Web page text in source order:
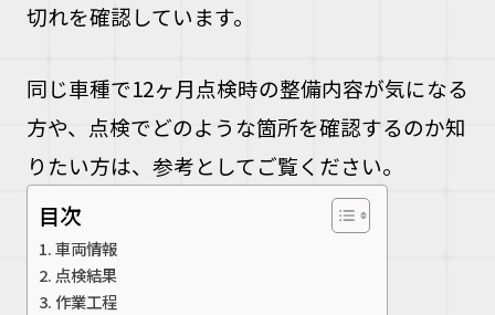
切れを確認しています。
同じ車種で12ヶ月点検時の整備内容が気になる
方や、点検でどのような箇所を確認するのか知
りたい方は、参考としてご覧ください。
目次
車両情報
点検結果
作業工程